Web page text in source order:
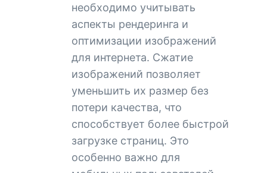
необходимо учитывать
аспекты рендеринга и
оптимизации изображений
для интернета. Сжатие
изображений позволяет
уменьшить их размер без
потери качества, что
способствует более быстрой
загрузке страниц. Это
особенно важно для